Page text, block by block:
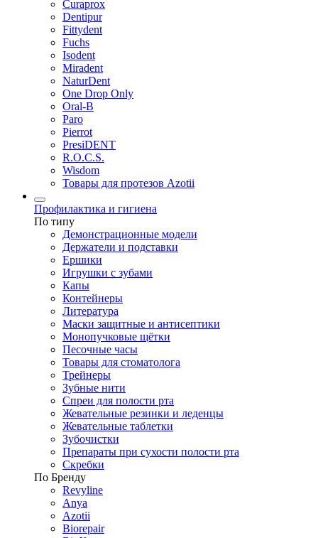
Curaprox
Dentipur
Fittydent
Fuchs
Isodent
Miradent
NaturDent
One Drop Only
Oral-B
Paro
Pierrot
PresiDENT
R.O.C.S.
Wisdom
Товары для протезов Azotii
Профилактика и гигиена
По типу
Демонстрационные модели
Держатели и подставки
Ершики
Игрушки с зубами
Капы
Контейнеры
Литература
Маски защитные и антисептики
Монопучковые щётки
Песочные часы
Товары для стоматолога
Трейнеры
Зубные нити
Спреи для полости рта
Жевательные резинки и леденцы
Жевательные таблетки
Зубочистки
Препараты при сухости полости рта
Скребки
По Бренду
Revyline
Anya
Azotii
Biorepair